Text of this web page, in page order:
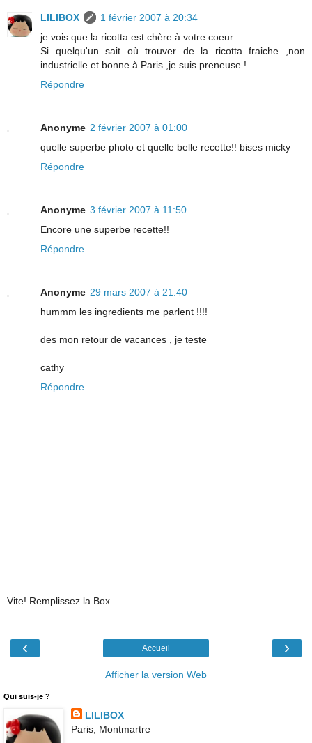
LILIBOX
1 février 2007 à 20:34
je vois que la ricotta est chère à votre coeur .
Si quelqu'un sait où trouver de la ricotta fraiche ,non
industrielle et bonne à Paris ,je suis preneuse !
Répondre
Anonyme 2 février 2007 à 01:00
quelle superbe photo et quelle belle recette!! bises micky
Répondre
Anonyme 3 février 2007 à 11:50
Encore une superbe recette!!
Répondre
Anonyme 29 mars 2007 à 21:40
hummm les ingredients me parlent !!!!
des mon retour de vacances , je teste
cathy
Répondre
Vite! Remplissez la Box ...
‹ ›
Accueil
Afficher la version Web
Qui suis-je ?
LILIBOX
Paris, Montmartre